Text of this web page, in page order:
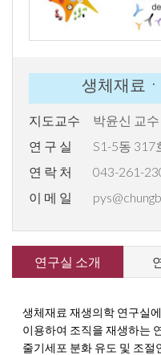
생체재료
지도교수
박윤신 교수
연 구 실
S1-5동 317
연 락 처
043-261-
이 메 일
연구실 소개
생체재료 재생의학 연구실
이용하여 조직을 재생하는
줄기세포 분화 유도 및 조절